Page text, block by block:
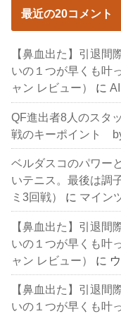
最近の20コメント
【鼻血出た】引退
いの１つが早くも叶
ャン レビュー）
に
QF進出者8人のスタ
戦のキーポイント
ベルダスコのパワー
いテニス。最後は調
ミ3回戦）
に マイン
【鼻血出た】引退
いの１つが早くも叶
ャン レビュー）
に
【鼻血出た】引退
いの１つが早くも叶